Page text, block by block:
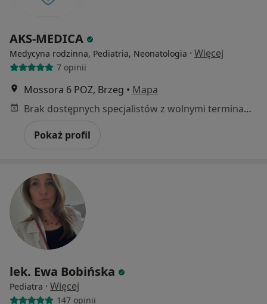
AKS-MEDICA
Medycyna rodzinna, Pediatria, Neonatologia · Więcej
7 opinii
Mossora 6 POZ, Brzeg • Mapa
Brak dostępnych specjalistów z wolnymi terminami w tym centrum medycznym.
Pokaż profil
lek. Ewa Bobińska
Pediatra · Więcej
147 opinii